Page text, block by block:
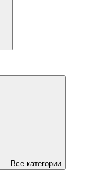
Все категории